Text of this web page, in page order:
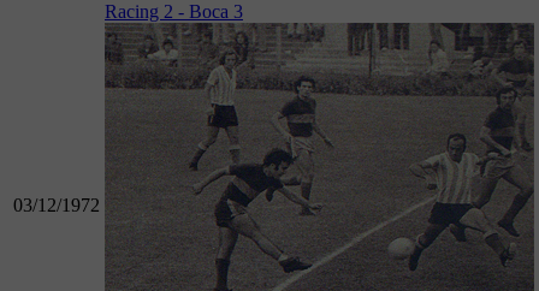
03/12/1972
Racing 2 - Boca 3